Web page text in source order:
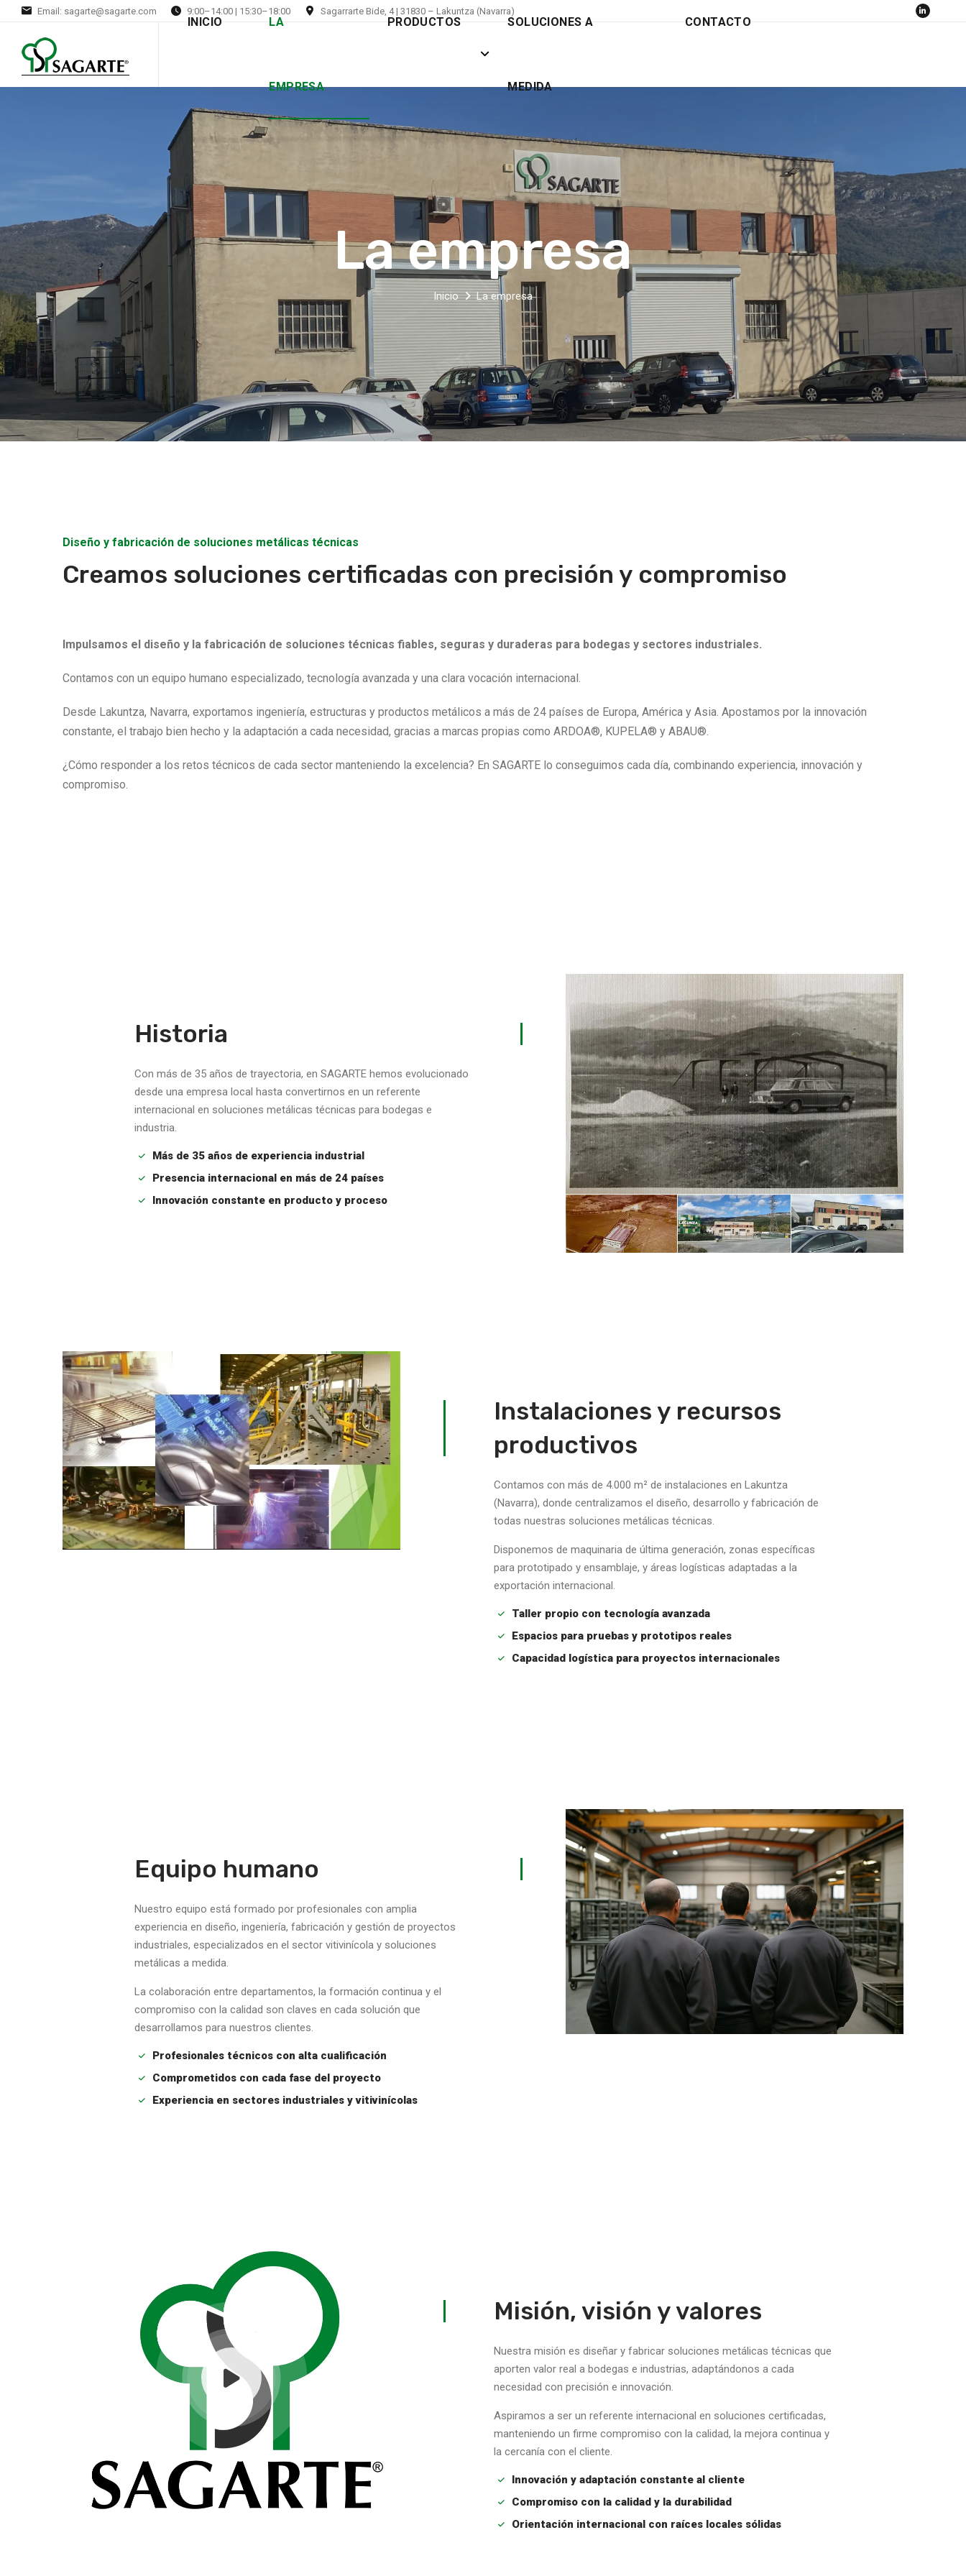
Email: sagarte@sagarte.com 9:00–14:00 | 15:30–18:00 Sagarrarte Bide, 4 | 31830 – Lakuntza (Navarra)
INICIO LA
EMPRESA
PRODUCTOS SOLUCIONES A
MEDIDA
CONTACTO
La empresa
Inicio La empresa
Diseño y fabricación de soluciones metálicas técnicas
Creamos soluciones certificadas con precisión y compromiso
Impulsamos el diseño y la fabricación de soluciones técnicas fiables, seguras y duraderas para bodegas y sectores industriales.
Contamos con un equipo humano especializado, tecnología avanzada y una clara vocación internacional.
Desde Lakuntza, Navarra, exportamos ingeniería, estructuras y productos metálicos a más de 24 países de Europa, América y Asia. Apostamos por la innovación
constante, el trabajo bien hecho y la adaptación a cada necesidad, gracias a marcas propias como ARDOA®, KUPELA® y ABAU®.
¿Cómo responder a los retos técnicos de cada sector manteniendo la excelencia? En SAGARTE lo conseguimos cada día, combinando experiencia, innovación y
compromiso.
Historia
Con más de 35 años de trayectoria, en SAGARTE hemos evolucionado
desde una empresa local hasta convertirnos en un referente
internacional en soluciones metálicas técnicas para bodegas e
industria.
Más de 35 años de experiencia industrial
Presencia internacional en más de 24 países
Innovación constante en producto y proceso
Instalaciones y recursos
productivos
Contamos con más de 4.000 m² de instalaciones en Lakuntza
(Navarra), donde centralizamos el diseño, desarrollo y fabricación de
todas nuestras soluciones metálicas técnicas.
Disponemos de maquinaria de última generación, zonas específicas
para prototipado y ensamblaje, y áreas logísticas adaptadas a la
exportación internacional.
Taller propio con tecnología avanzada
Espacios para pruebas y prototipos reales
Capacidad logística para proyectos internacionales
Equipo humano
Nuestro equipo está formado por profesionales con amplia
experiencia en diseño, ingeniería, fabricación y gestión de proyectos
industriales, especializados en el sector vitivinícola y soluciones
metálicas a medida.
La colaboración entre departamentos, la formación continua y el
compromiso con la calidad son claves en cada solución que
desarrollamos para nuestros clientes.
Profesionales técnicos con alta cualificación
Comprometidos con cada fase del proyecto
Experiencia en sectores industriales y vitivinícolas
Misión, visión y valores
Nuestra misión es diseñar y fabricar soluciones metálicas técnicas que
aporten valor real a bodegas e industrias, adaptándonos a cada
necesidad con precisión e innovación.
Aspiramos a ser un referente internacional en soluciones certificadas,
manteniendo un firme compromiso con la calidad, la mejora continua y
la cercanía con el cliente.
Innovación y adaptación constante al cliente
Compromiso con la calidad y la durabilidad
Orientación internacional con raíces locales sólidas